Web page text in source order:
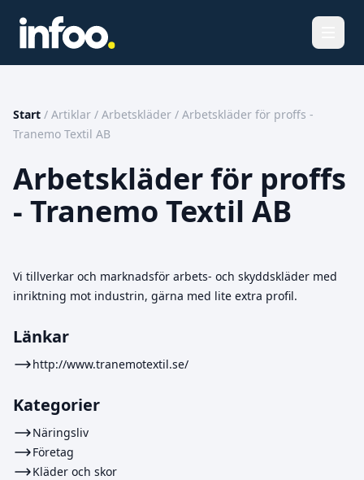
Start / Artiklar / Arbetskläder / Arbetskläder för proffs -
Tranemo Textil AB
Arbetskläder för proffs
- Tranemo Textil AB
Vi tillverkar och marknadsför arbets- och skyddskläder med
inriktning mot industrin, gärna med lite extra profil.
Länkar
http://www.tranemotextil.se/
Kategorier
Näringsliv
Företag
Kläder och skor